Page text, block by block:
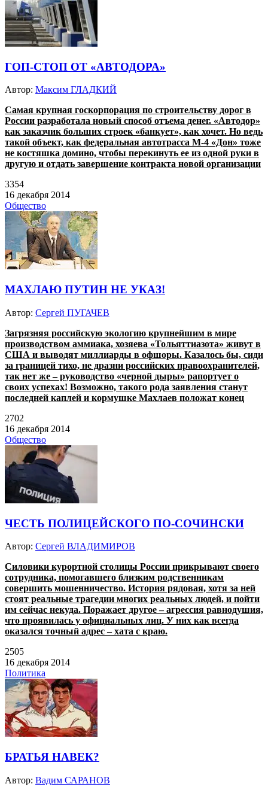
ГОП-СТОП ОТ «АВТОДОРА»
Автор: Максим ГЛАДКИЙ
Самая крупная госкорпорация по строительству дорог в
России разработала новый способ отъема денег. «Автодор»
как заказчик больших строек «банкует», как хочет. Но ведь
такой объект, как федеральная автотрасса М-4 «Дон» тоже
не костяшка домино, чтобы перекинуть ее из одной руки в
другую и отдать завершение контракта новой организации
3354
16 декабря 2014
Общество
МАХЛАЮ ПУТИН НЕ УКАЗ!
Автор: Сергей ПУГАЧЕВ
Загрязняя российскую экологию крупнейшим в мире
производством аммиака, хозяева «Тольяттиазота» живут в
США и выводят миллиарды в офшоры. Казалось бы, сиди
за границей тихо, не дразни российских правоохранителей,
так нет же – руководство «черной дыры» рапортует о
своих успехах! Возможно, такого рода заявления станут
последней каплей и кормушке Махлаев положат конец
2702
16 декабря 2014
Общество
ЧЕСТЬ ПОЛИЦЕЙСКОГО ПО-СОЧИНСКИ
Автор: Сергей ВЛАДИМИРОВ
Силовики курортной столицы России прикрывают своего
сотрудника, помогавшего близким родственникам
совершить мошенничество. История рядовая, хотя за ней
стоят реальные трагедии многих реальных людей, и пойти
им сейчас некуда. Поражает другое – агрессия равнодушия,
что проявилась у официальных лиц. У них как всегда
оказался точный адрес – хата с краю.
2505
16 декабря 2014
Политика
БРАТЬЯ НАВЕК?
Автор: Вадим САРАНОВ